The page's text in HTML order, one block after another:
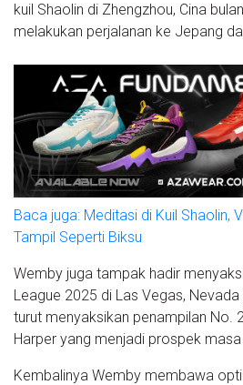
kuil Shaolin di Zhengzhou, Cina
melakukan perjalanan ke Jepang
Baca juga: Meditasi di Kuil Shaolin,
Tampil Seperti Biksu
Wemby juga tampak hadir
League 2025 di Las Vegas,
turut menyaksikan penampilan No.
Harper yang menjadi prospek
Kembalinya Wemby membawa